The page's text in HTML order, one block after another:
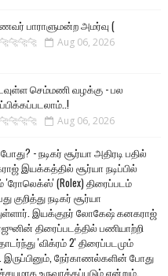
பாராளுமன்ற அமர்வு (
Aug 06, 2026
செம்மணி வழக்கு - பல
Aug 06, 2026
- நடிகர் சூர்யா அதிரடி பதில்
இயக்கத்தில் சூர்யா நடிப்பில்
'ரோலெக்ஸ்' (Rolex) திரைப்படம்
நடிகர் சூர்யா
இயக்குநர் லோகேஷ் கனகராஜ்
திரைப்படத்தில் பணியாற்றி
'விக்ரம் 2' திரைப்படமும்
இருப்பினும், நேர்காணல்களின் போது
உருவாக்கப்படும் என்றும்,